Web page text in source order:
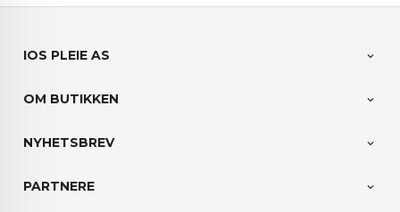
IOS PLEIE AS
OM BUTIKKEN
NYHETSBREV
PARTNERE